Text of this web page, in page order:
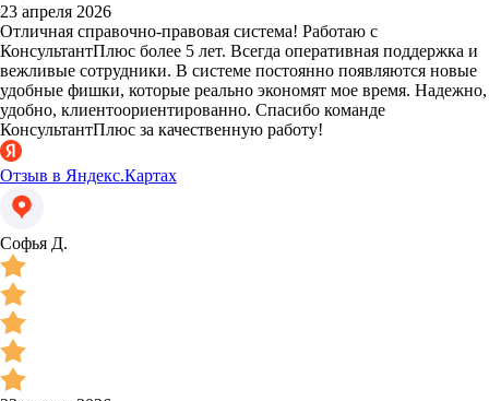
23 апреля 2026
Отличная справочно-правовая система! Работаю с
КонсультантПлюс более 5 лет. Всегда оперативная поддержка и
вежливые сотрудники. В системе постоянно появляются новые
удобные фишки, которые реально экономят мое время. Надежно,
удобно, клиентоориентированно. Спасибо команде
КонсультантПлюс за качественную работу!
Отзыв в Яндекс.Картах
Софья Д.